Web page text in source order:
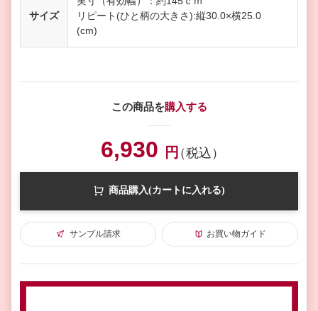
サイズ
リピート(ひと柄の大きさ):縦30.0×横25.0
(cm)
この商品を購入する
6,930 円（税込）
商品購入(カートに入れる)
サンプル請求 お買い物ガイド